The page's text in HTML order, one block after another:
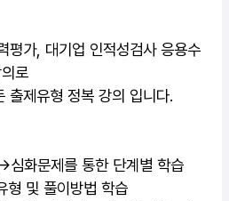
평가, 대기업 인적성검사 응용수
로
출제유형 정복 강의 입니다.
심화문제를 통한 단계별 학습
형 및 풀이방법 학습